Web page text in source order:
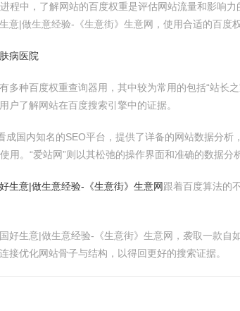
程中，了解网站的百度权重是评估网站流量和影响
意|做生意经验-《生意街》生意网，使用合适的百度
病医院
多种百度权重查询器用，其中较为常用的包括“站长
户了解网站在百度搜索引擎中的证据。
成国内知名的SEO平台，提供了详备的网站数据分析，
用。“爱站网”则以其松弛的操作界面和准确的数据分
生意|做生意经验-《生意街》生意网跟着百度算法的
好生意|做生意经验-《生意街》生意网，袭取一款
接优化网站骨子与结构，以得回更好的搜索证据。